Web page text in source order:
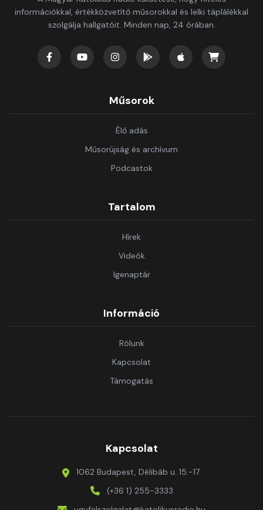
információkkal, értékközvetítő műsorokkal és lelki táplálékkal
szolgálja hallgatóit. Minden nap, 24 órában.
Műsorok
Élő adás
Műsorújság és archívum
Podcastok
Tartalom
Hírek
Videók
Igenaptár
Információ
Rólunk
Kapcsolat
Támogatás
Kapcsolat
1062 Budapest, Délibáb u. 15.-17.
(+36 1) 255-3333